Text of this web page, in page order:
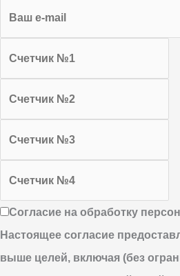
Согласие на обработку
Настоящее согласие
выше целей, включая (без